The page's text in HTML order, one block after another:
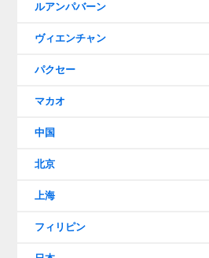
ルアンパバーン
ヴィエンチャン
パクセー
マカオ
中国
北京
上海
フィリピン